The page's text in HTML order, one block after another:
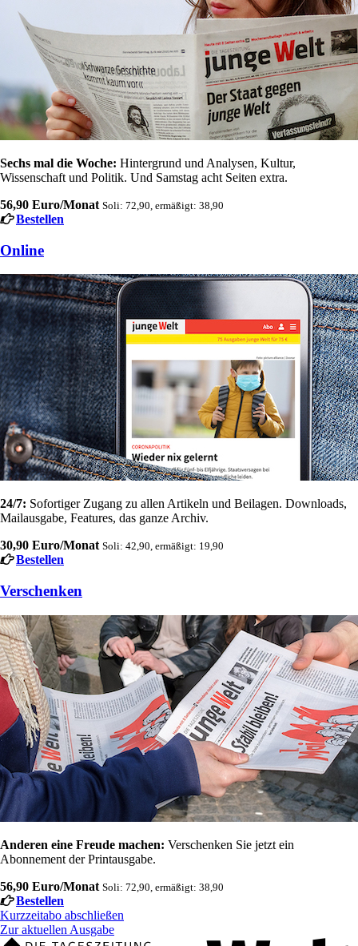
Sechs mal die Woche: Hintergrund und Analysen, Kultur,
Wissenschaft und Politik. Und Samstag acht Seiten extra.
56,90 Euro/Monat Soli: 72,90, ermäßigt: 38,90
Bestellen
Online
24/7: Sofortiger Zugang zu allen Artikeln und Beilagen. Downloads,
Mailausgabe, Features, das ganze Archiv.
30,90 Euro/Monat Soli: 42,90, ermäßigt: 19,90
Bestellen
Verschenken
Anderen eine Freude machen: Verschenken Sie jetzt ein
Abonnement der Printausgabe.
56,90 Euro/Monat Soli: 72,90, ermäßigt: 38,90
Bestellen
Kurzzeitabo abschließen
Zur aktuellen Ausgabe